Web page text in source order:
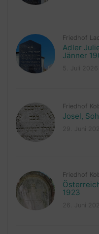
Friedhof
Adler
Jänner
Friedhof
Josel,
Friedhof
1923